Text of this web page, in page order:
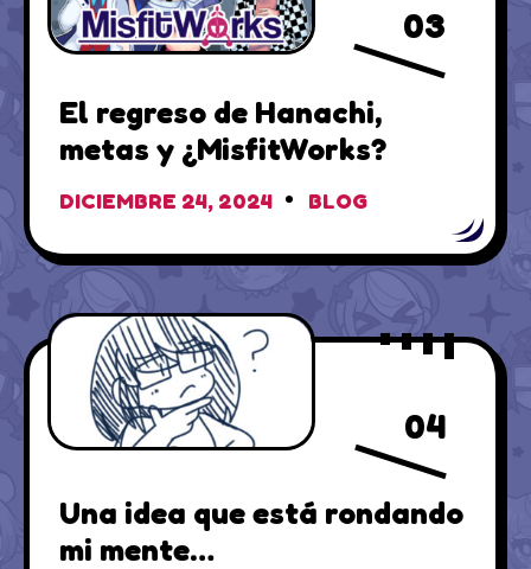
03
El regreso de Hanachi,
metas y ¿MisfitWorks?
DICIEMBRE 24, 2024 BLOG
04
Una idea que está rondando
mi mente…